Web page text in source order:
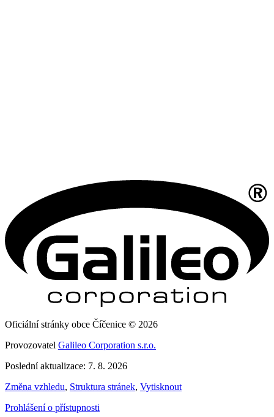
Oficiální stránky obce Číčenice © 2026
Provozovatel Galileo Corporation s.r.o.
Poslední aktualizace: 7. 8. 2026
Změna vzhledu, Struktura stránek, Vytisknout
Prohlášení o přístupnosti